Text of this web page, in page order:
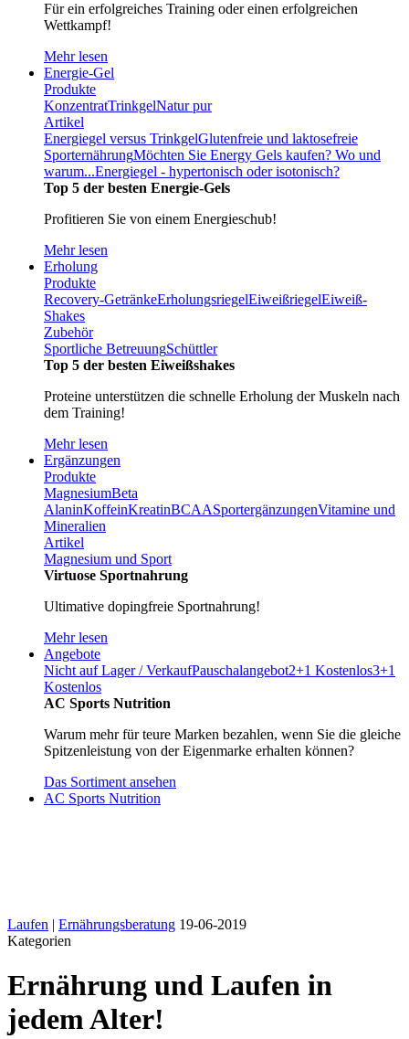
Für ein erfolgreiches Training oder einen erfolgreichen
Wettkampf!
Mehr lesen
Energie-Gel
Produkte
KonzentratTrinkgelNatur pur
Artikel
Energiegel versus TrinkgelGlutenfreie und laktosefreie
SporternährungMöchten Sie Energy Gels kaufen? Wo und
warum...Energiegel - hypertonisch oder isotonisch?
Top 5 der besten Energie-Gels
Profitieren Sie von einem Energieschub!
Mehr lesen
Erholung
Produkte
Recovery-GetränkeErholungsriegelEiweißriegelEiweiß-
Shakes
Zubehör
Sportliche BetreuungSchüttler
Top 5 der besten Eiweißshakes
Proteine unterstützen die schnelle Erholung der Muskeln nach
dem Training!
Mehr lesen
Ergänzungen
Produkte
MagnesiumBeta
AlaninKoffeinKreatinBCAASportergänzungenVitamine und
Mineralien
Artikel
Magnesium und Sport
Virtuose Sportnahrung
Ultimative dopingfreie Sportnahrung!
Mehr lesen
Angebote
Nicht auf Lager / VerkaufPauschalangebot2+1 Kostenlos3+1
Kostenlos
AC Sports Nutrition
Warum mehr für teure Marken bezahlen, wenn Sie die gleiche
Spitzenleistung von der Eigenmarke erhalten können?
Das Sortiment ansehen
AC Sports Nutrition
Laufen | Ernährungsberatung 19-06-2019
Kategorien
Ernährung und Laufen in
jedem Alter!